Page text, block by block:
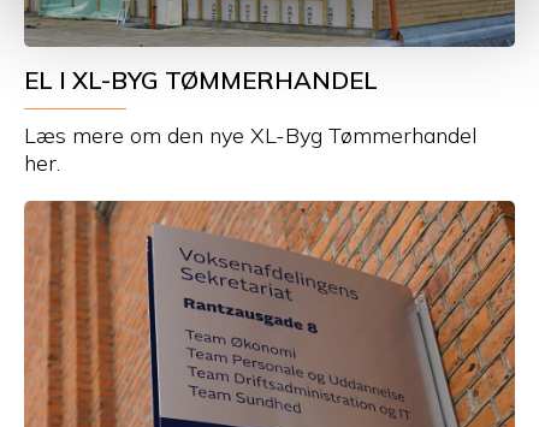
EL I XL-BYG TØMMERHANDEL
Læs mere om den nye XL-Byg Tømmerhandel
her.